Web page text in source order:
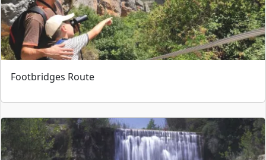
Footbridges Route